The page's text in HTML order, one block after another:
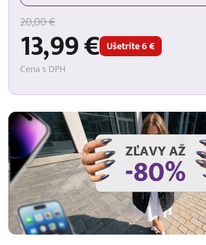
20,00 €
13,99 € Ušetríte 6 €
Cena s DPH